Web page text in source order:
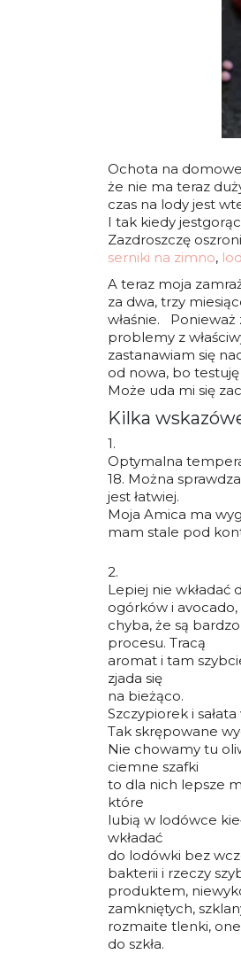
Ochota na
że nie ma teraz
czas na lody jest
I tak kiedy
Zazdroszczę
serniki na zimno,
A teraz moja
za dwa, trzy
właśnie.
problemy z
zastanawiam się
od nowa, bo
Może uda mi się
Kilka
1.
Optymalna
18. Można
jest łatwiej.
Moja Amica ma
mam stale pod
2.
Lepiej nie
ogórków i avocado,
chyba, że są
procesu. Tracą
aromat i tam
zjada się
na bieżąco.
Szczypiorek i
Tak skrępowane
Nie chowamy tu
ciemne szafki
to dla nich lepsze
które
lubią w lodówce
wkładać
do lodówki bez
bakterii i rzeczy
produktem,
zamkniętych,
rozmaite tlenki,
do szkła.